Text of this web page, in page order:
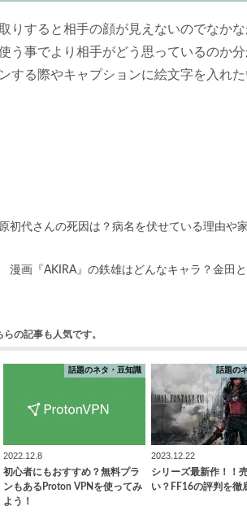
りすると相手の顔が見えないのでなか
う事でより相手がどう思っているのか
する際やキャプションに絵文字を入れ
初代さんの死因は？病名を伏せている理由や
漫画『AKIRA』の鉄雄はどんなキャラ？金田
らの記事も人気です。
話題のネタ・豆知識
2022.12.8
初心者にもおすすめ？無料プラ
ンもあるProton VPNを使ってみ
よう！
話題の
2023.12.22
シリーズ最新作！！
い？FF16の評判を徹